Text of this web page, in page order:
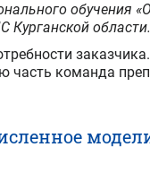
обучения
Курганской области.
часть команда